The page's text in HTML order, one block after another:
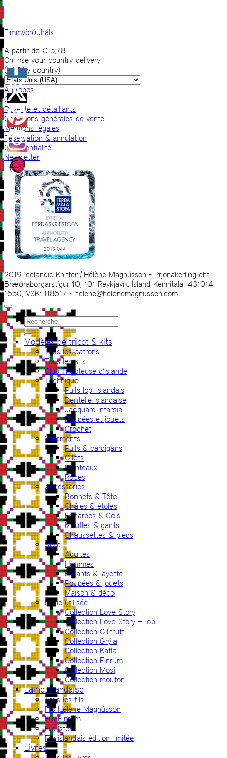
Fimmvörðuháls
A partir de € 5,78
Choose your country delivery
(VAT by country)
A propos
Contact
Revente et détaillants
Conditions générales de vente
Mentions légales
Réservation & annulation
Confidentialité
Newsletter
2019 Icelandic Knitter | Hélène Magnússon - Prjonakerling ehf.
Bræðraborgarstígur 10, 101 Reykjavík, Ísland Kennitala: 431014-
1650, VSK: 118617 - helene@helenemagnusson.com
Recherche
pour :
Modèles de tricot & kits
Tous les patrons
Tous les kits
Club Tricoteuse d’Islande
Technique
Pulls lopi islandais
Dentelle islandaise
Jacquard intarsia
Poupées et jouets
Crochet
Vêtements
Pulls & cardigans
Gilets
Manteaux
Robes
Accessories
Bonnets & Tête
Châles & étoles
Echarpes & Cols
Moufles & gants
Chaussettes & pieds
Style
Adultes
Hommes
Enfants & layette
Poupées & jouets
Maison & déco
Laine utilisée
Collection Love Story
Collection Love Story + lopi
Collection Gilitrutt
Collection Grýla
Collection Katla
Collection Einrúm
Collection Mosi
Collection mouton
Laine islandaise
Tous les fils
Fils Hélène Magnússon
Fils Einrúm
Fils Ístex
Fils islandais édition limitée
Livres